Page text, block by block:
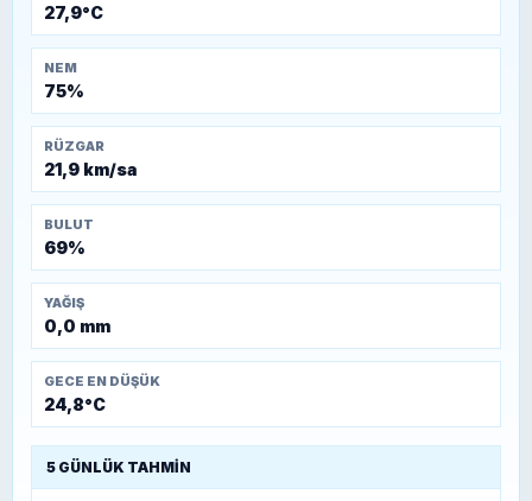
27,9°C
NEM
75%
RÜZGAR
21,9 km/sa
BULUT
69%
YAĞIŞ
0,0 mm
GECE EN DÜŞÜK
24,8°C
5 GÜNLÜK TAHMIN